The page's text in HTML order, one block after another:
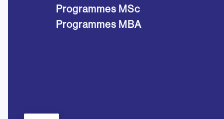
Programmes MSc
Programmes MBA